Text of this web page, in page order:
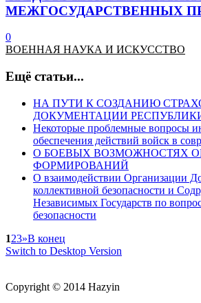
МЕЖГОСУДАРСТВЕННЫХ
0
ВОЕННАЯ НАУКА И ИСКУССТВО
Ещё статьи...
НА ПУТИ К СОЗДАНИЮ
ДОКУМЕНТАЦИИ
Некоторые проблемные вопросы
обеспечения действий войск в
О БОЕВЫХ ВОЗМОЖНОСТЯХ
ФОРМИРОВАНИЙ
О взаимодействии Организации
коллективной безопасности и
Независимых Государств по
безопасности
123»В конец
Switch to Desktop Version
Copyright © 2014 Hazyin